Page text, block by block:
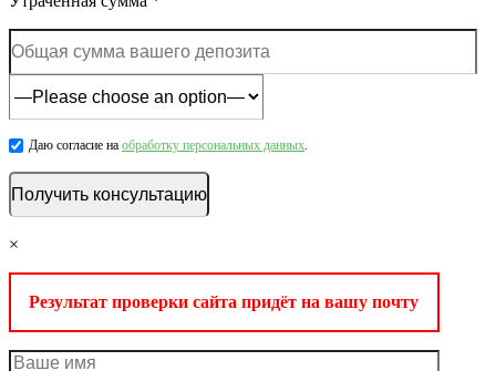
Даю согласие на обработку персональных данных.
×
Результат проверки сайта придёт на вашу почту